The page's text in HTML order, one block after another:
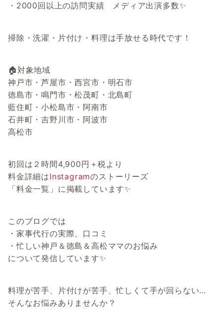
・2000回以上の訪問実績 メディア出演多数✨
掃除・洗濯・片付け・料理は手放せる時代です！
🏠対象地域
神戸市・芦屋市・西宮市・明石市
徳島市・鳴門市・松茂町・北島町
藍住町・小松島市・阿南市
石井町・吉野川市・阿波市
高松市
初回は２時間4,900円＋税より
料金詳細はInstagramのストーリーズ
「料金一覧」に掲載しています✨
このブログでは
・家事代行の実際、口コミ
・忙しい神戸＆徳島＆高松ママのお悩み
について発信しています✨
料理が苦手、片付けが苦手、忙しくて手が回らない…
そんなお悩みありませんか？